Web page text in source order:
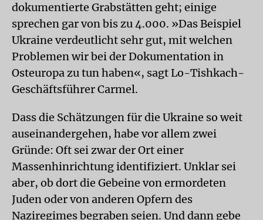
dokumentierte Grabstätten geht; einige
sprechen gar von bis zu 4.000. »Das Beispiel
Ukraine verdeutlicht sehr gut, mit welchen
Problemen wir bei der Dokumentation in
Osteuropa zu tun haben«, sagt Lo-Tishkach-
Geschäftsführer Carmel.
Dass die Schätzungen für die Ukraine so weit
auseinandergehen, habe vor allem zwei
Gründe: Oft sei zwar der Ort einer
Massenhinrichtung identifiziert. Unklar sei
aber, ob dort die Gebeine von ermordeten
Juden oder von anderen Opfern des
Naziregimes begraben seien. Und dann gebe